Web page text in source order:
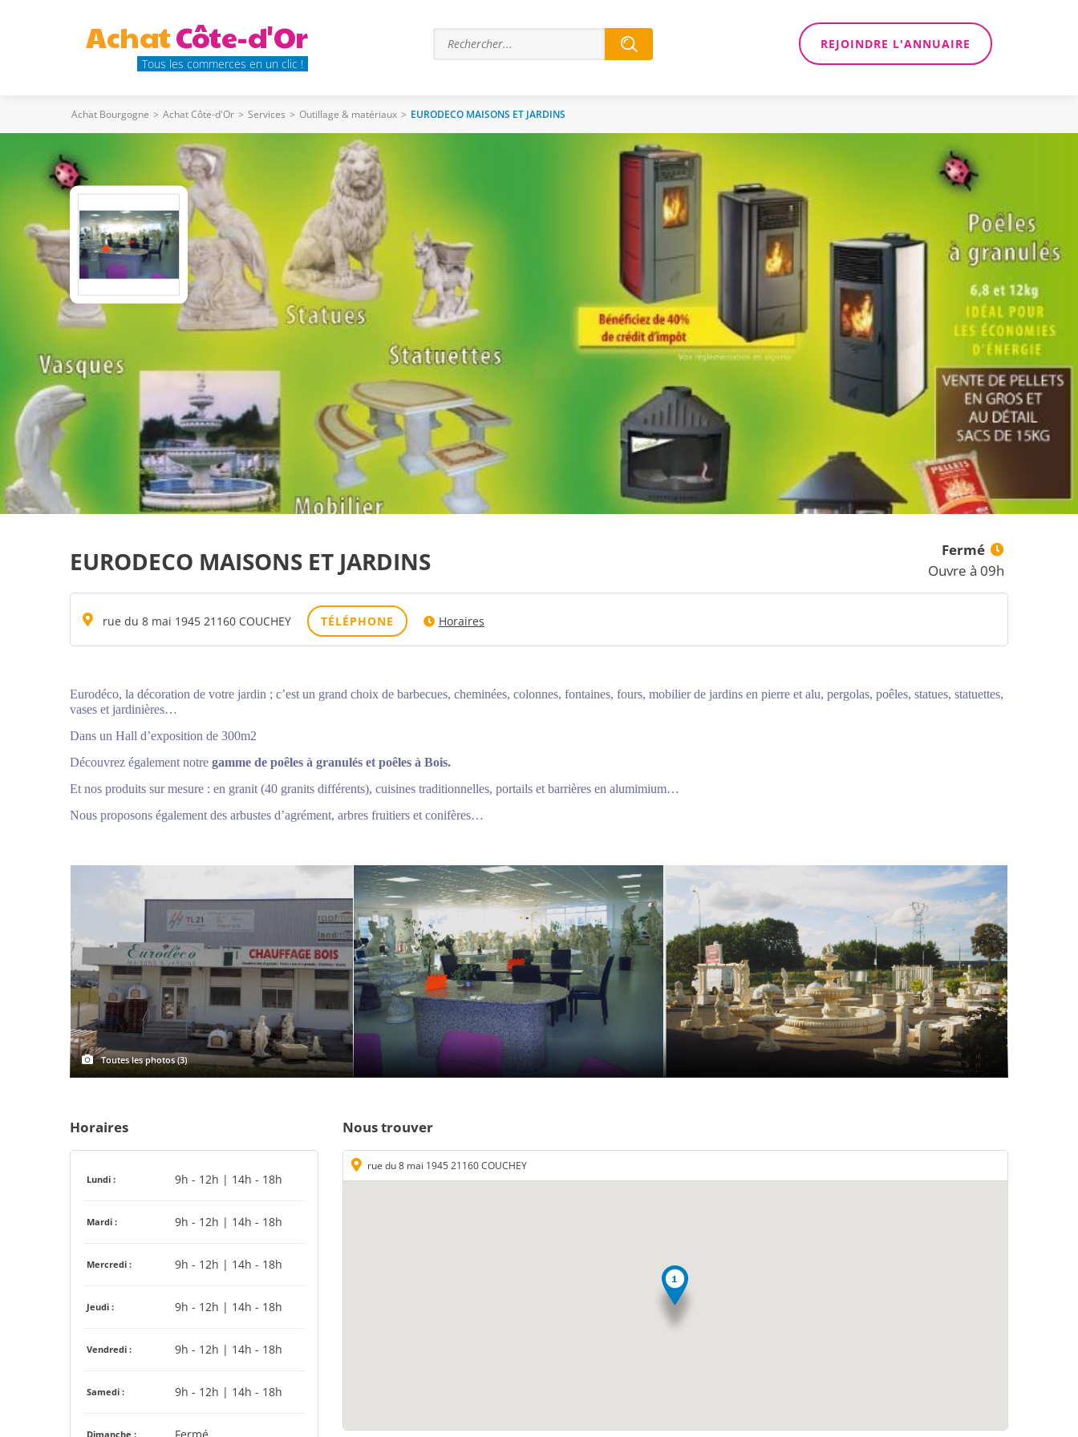
AchatCôte-d'Or
Tous les commerces en un clic !
REJOINDRE L'ANNUAIRE
Achat Bourgogne > Achat Côte-d'Or > Services > Outillage & matériaux > EURODECO MAISONS ET JARDINS
EURODECO MAISONS ET JARDINS
Fermé
Ouvre à 09h
rue du 8 mai 1945 21160 COUCHEY TÉLÉPHONE Horaires
Eurodéco, la décoration de votre jardin ; c’est un grand choix de barbecues, cheminées, colonnes, fontaines, fours, mobilier de jardins en pierre et alu, pergolas, poêles, statues, statuettes,
vases et jardinières…
Dans un Hall d’exposition de 300m2
Découvrez également notre gamme de poêles à granulés et poêles à Bois.
Et nos produits sur mesure : en granit (40 granits différents), cuisines traditionnelles, portails et barrières en alumimium…
Nous proposons également des arbustes d’agrément, arbres fruitiers et conifères…
Toutes les photos (3)
Horaires
Lundi : 9h - 12h | 14h - 18h
Mardi : 9h - 12h | 14h - 18h
Mercredi : 9h - 12h | 14h - 18h
Jeudi : 9h - 12h | 14h - 18h
Vendredi : 9h - 12h | 14h - 18h
Samedi : 9h - 12h | 14h - 18h
Dimanche :
Nous trouver
rue du 8 mai 1945 21160 COUCHEY